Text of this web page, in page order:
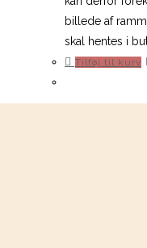
billede af
skal hentes i
Tilføj til kurv